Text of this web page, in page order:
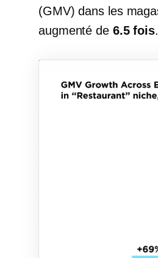
(GMV) dans les
augmenté de 6.5 fois.